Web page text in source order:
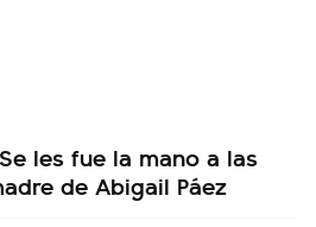
les fue la mano a las
de Abigail Páez